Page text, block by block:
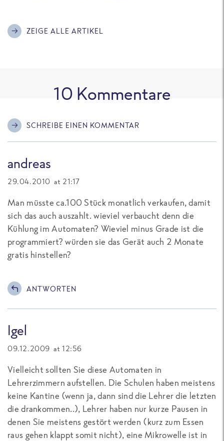
ZEIGE ALLE ARTIKEL
10 Kommentare
SCHREIBE EINEN KOMMENTAR
andreas
29.04.2010 at 21:17
Man müsste ca.100 Stück monatlich verkaufen, damit
sich das auch auszahlt. wieviel verbaucht denn die
Kühlung im Automaten? Wieviel minus Grade ist die
programmiert? würden sie das Gerät auch 2 Monate
gratis hinstellen?
ANTWORTEN
Igel
09.12.2009 at 12:56
Vielleicht sollten Sie diese Automaten in
Lehrerzimmern aufstellen. Die Schulen haben meistens
keine Kantine (wenn ja, dann sind die Lehrer die letzten
die drankommen..), Lehrer haben nur kurze Pausen in
denen Sie meistens gestört werden (kurz zum Essen
raus gehen klappt somit nicht), eine Mikrowelle ist in